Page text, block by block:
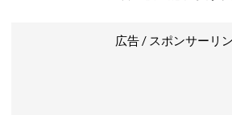
広告 / スポンサーリ